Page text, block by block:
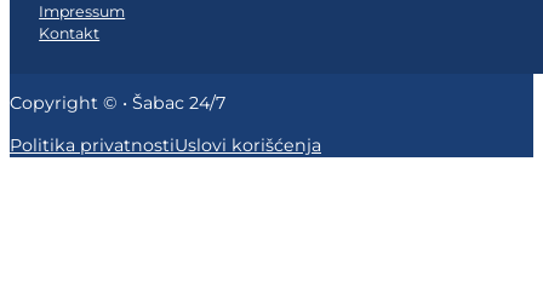
Impressum
Kontakt
Copyright © • Šabac 24/7
Politika privatnostiUslovi korišćenja